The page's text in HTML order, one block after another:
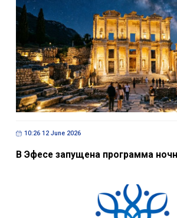
10:26 12 June 2026
В Эфесе запущена программа